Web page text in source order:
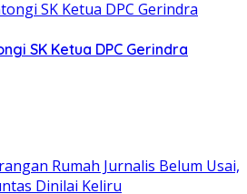
SK Ketua DPC Gerindra